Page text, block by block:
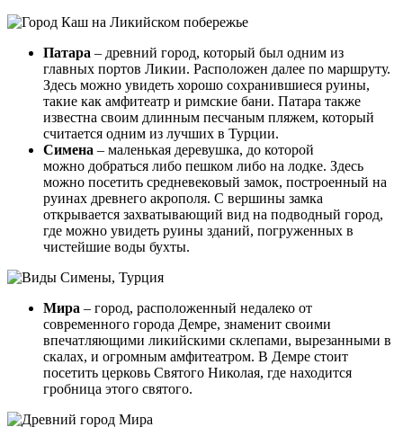
Патара – древний город, который был одним из
главных портов Ликии. Расположен далее по маршруту.
Здесь можно увидеть хорошо сохранившиеся руины,
такие как амфитеатр и римские бани. Патара также
известна своим длинным песчаным пляжем, который
считается одним из лучших в Турции.
Cимена – маленькая деревушка, до которой
можно добраться либо пешком либо на лодке. Здесь
можно посетить средневековый замок, построенный на
руинах древнего акрополя. С вершины замка
открывается захватывающий вид на подводный город,
где можно увидеть руины зданий, погруженных в
чистейшие воды бухты.
Мира – город, расположенный недалеко от
современного города Демре, знаменит своими
впечатляющими ликийскими склепами, вырезанными в
скалах, и огромным амфитеатром. В Демре стоит
посетить церковь Святого Николая, где находится
гробница этого святого.